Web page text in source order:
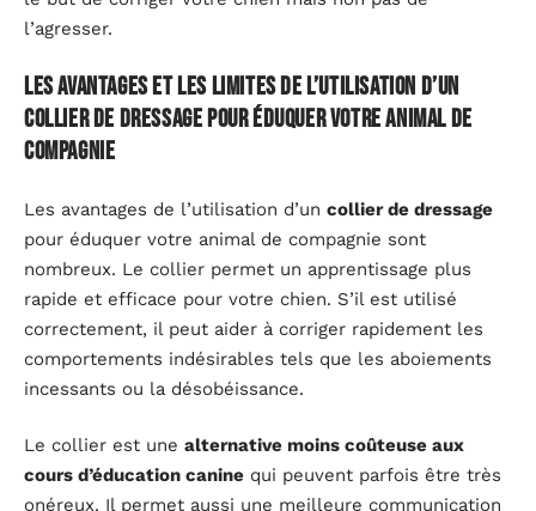
l’agresser.
Les avantages et les limites de l’utilisation d’un
collier de dressage pour éduquer votre animal de
compagnie
Les avantages de l’utilisation d’un collier de dressage
pour éduquer votre animal de compagnie sont
nombreux. Le collier permet un apprentissage plus
rapide et efficace pour votre chien. S’il est utilisé
correctement, il peut aider à corriger rapidement les
comportements indésirables tels que les aboiements
incessants ou la désobéissance.
Le collier est une alternative moins coûteuse aux
cours d’éducation canine qui peuvent parfois être très
onéreux. Il permet aussi une meilleure communication